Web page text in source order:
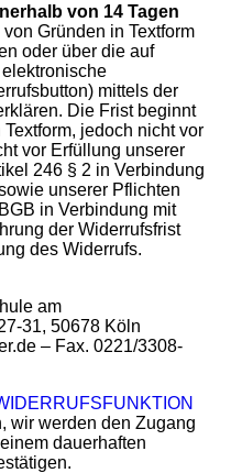
von 14 Tagen
Gründen in Textform
oder über die auf
mittels der
Die Frist beginnt
jedoch nicht vor
vor Erfüllung unserer
246 § 2 in Verbindung
unserer Pflichten
in Verbindung mit
der Widerrufsfrist
des Widerrufs.
am
31, 50678 Köln
– Fax. 0221/3308-
wir werden den Zugang
dauerhaften